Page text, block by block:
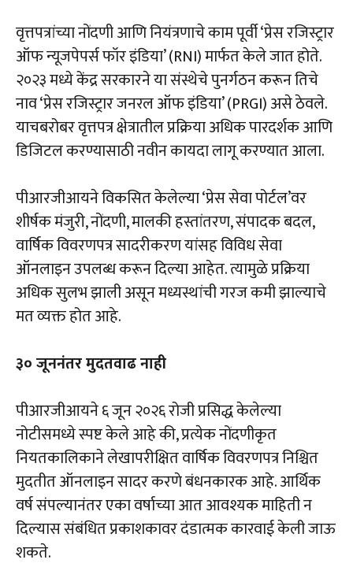
वृत्तपत्रांच्या नोंदणी आणि नियंत्रणाचे काम पूर्वी ‘प्रेस रजिस्ट्रार
ऑफ न्यूजपेपर्स फॉर इंडिया’ (RNI) मार्फत केले जात होते.
२०२३ मध्ये केंद्र सरकारने या संस्थेचे पुनर्गठन करून तिचे
नाव ‘प्रेस रजिस्ट्रार जनरल ऑफ इंडिया’ (PRGI) असे ठेवले.
याचबरोबर वृत्तपत्र क्षेत्रातील प्रक्रिया अधिक पारदर्शक आणि
डिजिटल करण्यासाठी नवीन कायदा लागू करण्यात आला.
पीआरजीआयने विकसित केलेल्या ‘प्रेस सेवा पोर्टल’वर
शीर्षक मंजुरी, नोंदणी, मालकी हस्तांतरण, संपादक बदल,
वार्षिक विवरणपत्र सादरीकरण यांसह विविध सेवा
ऑनलाइन उपलब्ध करून दिल्या आहेत. त्यामुळे प्रक्रिया
अधिक सुलभ झाली असून मध्यस्थांची गरज कमी झाल्याचे
मत व्यक्त होत आहे.
३० जूननंतर मुदतवाढ नाही
पीआरजीआयने ६ जून २०२६ रोजी प्रसिद्ध केलेल्या
नोटीसमध्ये स्पष्ट केले आहे की, प्रत्येक नोंदणीकृत
नियतकालिकाने लेखापरीक्षित वार्षिक विवरणपत्र निश्चित
मुदतीत ऑनलाइन सादर करणे बंधनकारक आहे. आर्थिक
वर्ष संपल्यानंतर एका वर्षाच्या आत आवश्यक माहिती न
दिल्यास संबंधित प्रकाशकावर दंडात्मक कारवाई केली जाऊ
शकते.